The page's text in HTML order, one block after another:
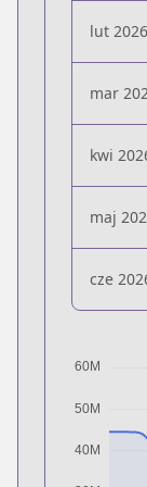
lut 2026
mar
kwi
maj
cze